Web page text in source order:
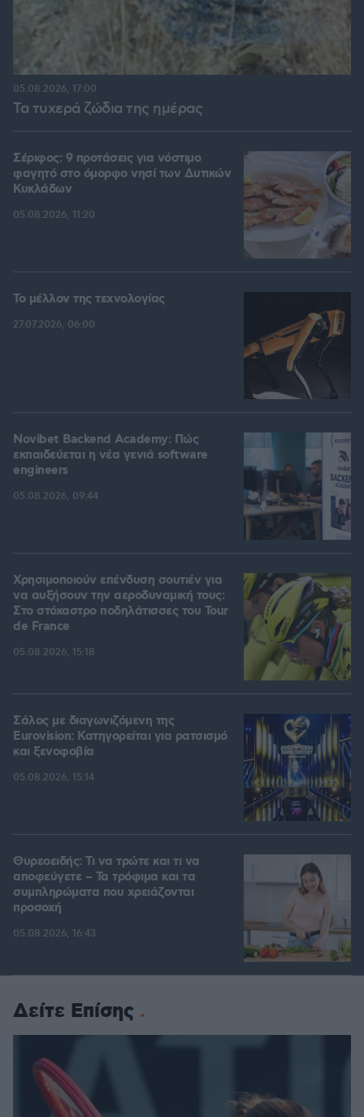
Τα τυχερά ζώδια της ημέρας
05.08.2026, 17:00
Σέριφος: 9 προτάσεις για νόστιμο
φαγητό στο όμορφο νησί των Δυτικών
Κυκλάδων
05.08.2026, 11:20
Το μέλλον της τεχνολογίας
27.07.2026, 06:00
Novibet Backend Academy: Πώς
εκπαιδεύεται η νέα γενιά software
engineers
05.08.2026, 09:44
Χρησιμοποιούν επένδυση σουτιέν για
να αυξήσουν την αεροδυναμική τους:
Στο στόχαστρο ποδηλάτισσες του Tour
de France
05.08.2026, 15:18
Σάλος με διαγωνιζόμενη της
Eurovision: Κατηγορείται για ρατσισμό
και ξενοφοβία
05.08.2026, 15:14
Θυρεοειδής: Τι να τρώτε και τι να
αποφεύγετε – Τα τρόφιμα και τα
συμπληρώματα που χρειάζονται
προσοχή
05.08.2026, 16:43
Δείτε Επίσης